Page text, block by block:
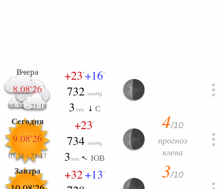
Вчера
8.08'26
05:34- 21:18
+23°+16°
732mmHg
3 m/s С
Сегодня
9.08'26
05:36-21:17
+23°
734mmHg
3 m/s ЮВ
4/10
прогноз
клева
Завтра +32°+13° 3/10